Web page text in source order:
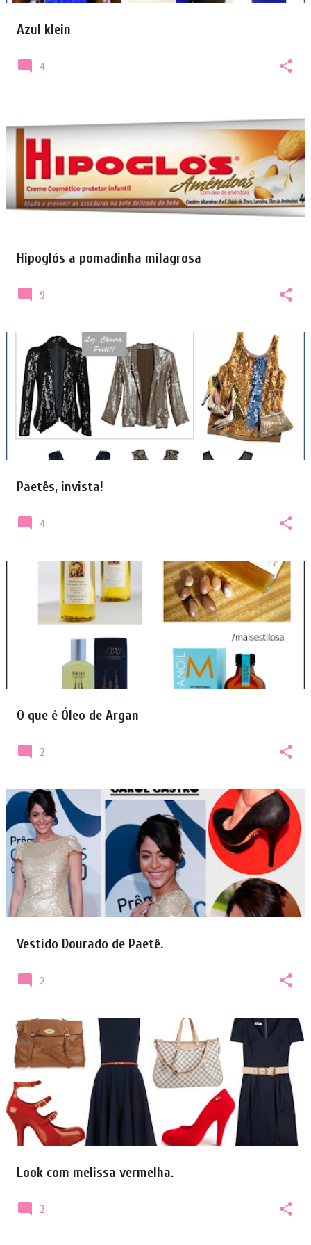
Azul klein
4
Hipoglós a pomadinha milagrosa
9
Paetês, invista!
4
O que é Óleo de Argan
2
Vestido Dourado de Paetê.
2
Look com melissa vermelha.
2